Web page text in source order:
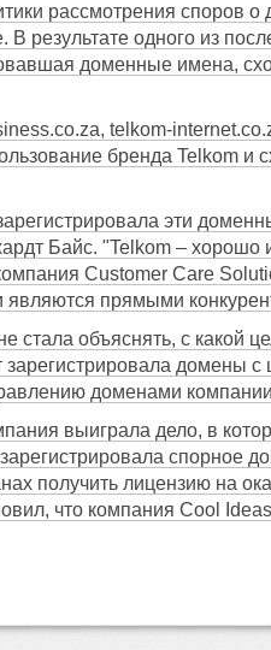
рассмотрения споров о
одного из
доменные имена,
telkom-
бренда Telkom и
эти
Байс. "Telkom –
Customer Care
являются прямыми
стала объяснять, с какой
зарегистрировала домены
доменами
выиграла дело, в
спорное
получить лицензию на
что компания Cool